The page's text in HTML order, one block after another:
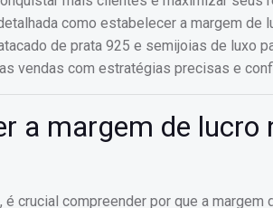
como estabelecer a margem de
de prata 925 e semijoias de luxo
vendas com estratégias precisas e
a margem de lucro
crucial compreender por que a margem